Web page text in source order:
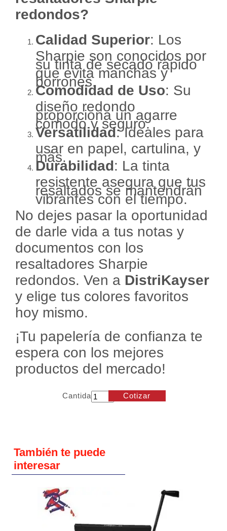
redondos?
Calidad Superior: Los
Sharpie son conocidos por
su tinta de secado rápido
que evita manchas y
borrones.
Comodidad de Uso: Su
diseño redondo
proporciona un agarre
cómodo y seguro.
Versatilidad: Ideales para
usar en papel, cartulina, y
más.
Durabilidad: La tinta
resistente asegura que tus
resaltados se mantendrán
vibrantes con el tiempo.
No dejes pasar la oportunidad
de darle vida a tus notas y
documentos con los
resaltadores Sharpie
redondos. Ven a DistriKayser
y elige tus colores favoritos
hoy mismo.
¡Tu papelería de confianza te
espera con los mejores
productos del mercado!
Cantidad Cotizar
También te puede
interesar